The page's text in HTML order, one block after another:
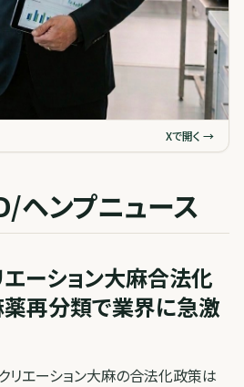
Xで開く →
ヘンプニュース
エーション大麻合法化
再分類で業界に急激
リエーション大麻の合法化政策は